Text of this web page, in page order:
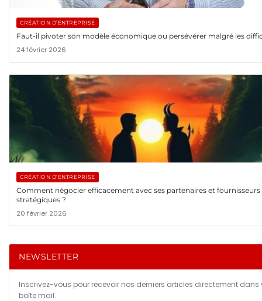
CRÉATION D’ENTREPRISE
Faut-il pivoter son modèle économique ou persévérer malgré les
24 février 2026
CRÉATION D’ENTREPRISE
Comment négocier efficacement avec ses partenaires et fournisseurs
stratégiques ?
20 février 2026
NEWSLETTER
Inscrivez-vous pour recevoir nos derniers articles directement dans
boîte mail.